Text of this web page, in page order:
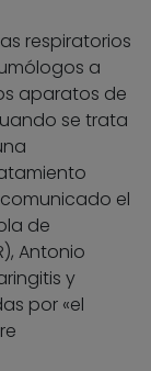
respiratorios
a
aparatos de
se trata
el
de
Antonio
y
por «el